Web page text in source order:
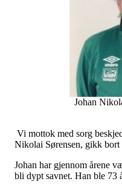
Johan
Vi mottok med sorg
Nikolai Sørensen, gikk bort
Johan har gjennom årene
bli dypt savnet. Han ble 73